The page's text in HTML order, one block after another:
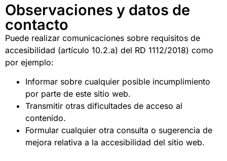
Observaciones y datos de
contacto
Puede realizar comunicaciones sobre requisitos de
accesibilidad (artículo 10.2.a) del RD 1112/2018) como
por ejemplo:
Informar sobre cualquier posible incumplimiento
por parte de este sitio web.
Transmitir otras dificultades de acceso al
contenido.
Formular cualquier otra consulta o sugerencia de
mejora relativa a la accesibilidad del sitio web.